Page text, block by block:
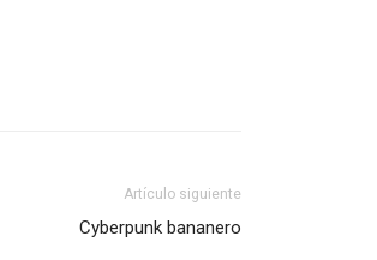
Artículo siguiente
Cyberpunk bananero